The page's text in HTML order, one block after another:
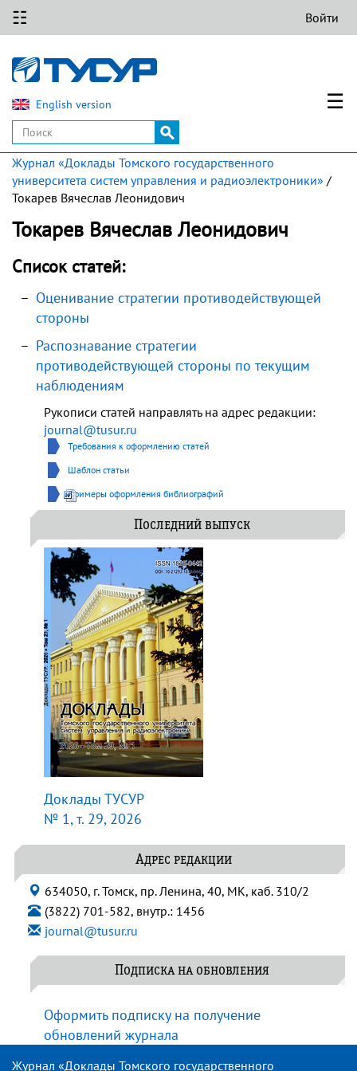
☷ Войти
English version ☰
Журнал «Доклады Томского государственного
университета систем управления и радиоэлектроники» /
Токарев Вячеслав Леонидович
Токарев Вячеслав Леонидович
Список статей:
Оценивание стратегии противодействующей
стороны
Распознавание стратегии
противодействующей стороны по текущим
наблюдениям
Рукописи статей направлять на адрес редакции:
journal@tusur.ru
Требования к оформлению статей
Шаблон статьи
Примеры оформления библиографий
Последний выпуск
Доклады ТУСУР
№ 1, т. 29, 2026
Адрес редакции
634050, г. Томск, пр. Ленина, 40, МК, каб. 310/2
(3822) 701-582, внутр.: 1456
journal@tusur.ru
Подписка на обновления
Оформить подписку на получение
обновлений журнала
Журнал «Доклады Томского государственного